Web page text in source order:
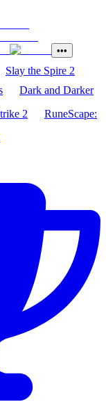
•••
Slay the Spire 2
Dark and Darker
2
RuneScape: